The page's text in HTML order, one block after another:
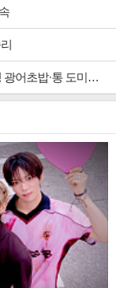
통 도미찜 맛집 탐방